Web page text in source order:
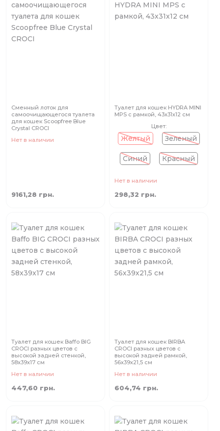
Сменный лоток для
самоочищающегося туалета
для кошек Scoopfree Blue
Crystal CROCI
Нет в наличии
9161,28 грн.
Туалет для кошек HYDRA MINI
MPS с рамкой, 43х31х12 см
Цвет:
Желтый Зеленый
Синий Красный
Нет в наличии
298,32 грн.
Туалет для кошек Baffo BIG
CROCI разных цветов с
высокой задней стенкой,
58x39x17 cм
Нет в наличии
447,60 грн.
Туалет для кошек BIRBA
CROCI разных цветов с
высокой задней рамкой,
56х39х21,5 cм
Нет в наличии
604,74 грн.